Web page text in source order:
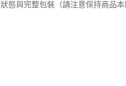
態與完整包裝（請注意保持商品